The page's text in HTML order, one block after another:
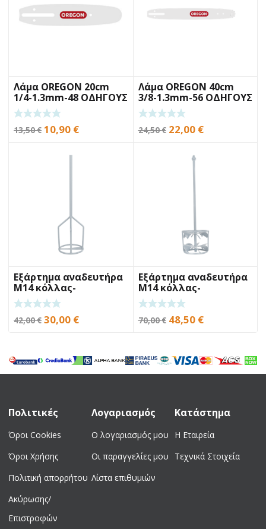
Λάμα OREGON 20cm
1/4-1.3mm-48 ΟΔΗΓΟΥΣ
13,50€ Original
10,90 €Η
Λάμα OREGON 40cm
3/8-1.3mm-56 ΟΔΗΓΟΥΣ
24,50€ Original
22,00 €Η
Εξάρτημα αναδευτήρα
Μ14 κόλλας-
αρμόστοκου BENMAN
KR120M
42,00€ Original
42,00 €.
30,00 €Η
είναι:
30,00 €.
Εξάρτημα αναδευτήρα
Μ14 κόλλας-
κονιάματος BENMAN
DLX152M
70,00€ Original
70,00 €.
48,50 €Η
είναι:
48,50 €.
Πολιτικές
Όροι Cookies
Όροι Χρήσης
Πολιτική απορρήτου
Ακύρωσης/
Επιστροφών
Λογαριασμός
Ο λογαριασμός μου
Οι παραγγελίες μου
Λίστα επιθυμιών
Κατάστημα
Η Εταιρεία
Τεχνικά Στοιχεία